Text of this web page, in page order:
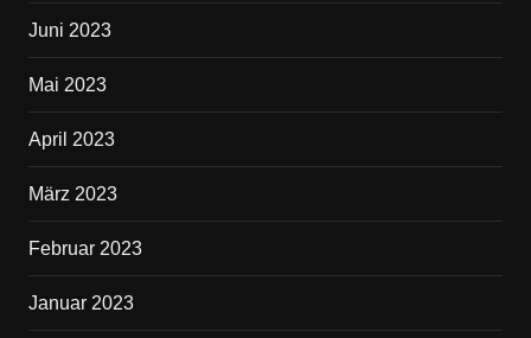
Juni 2023
Mai 2023
April 2023
März 2023
Februar 2023
Januar 2023